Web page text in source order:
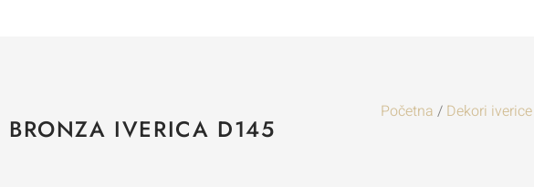
BRONZA IVERICA D145
Početna / Dekori